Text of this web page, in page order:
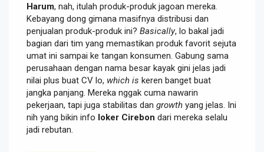
Harum, nah, itulah produk-produk jagoan mereka.
Kebayang dong gimana masifnya distribusi dan
penjualan produk-produk ini? Basically, lo bakal jadi
bagian dari tim yang memastikan produk favorit sejuta
umat ini sampai ke tangan konsumen. Gabung sama
perusahaan dengan nama besar kayak gini jelas jadi
nilai plus buat CV lo, which is keren banget buat
jangka panjang. Mereka nggak cuma nawarin
pekerjaan, tapi juga stabilitas dan growth yang jelas. Ini
nih yang bikin info loker Cirebon dari mereka selalu
jadi rebutan.